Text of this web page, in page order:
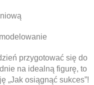
przygotować się do
na idealną figurę, to
„Jak osiągnąć sukces”!